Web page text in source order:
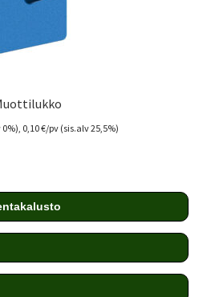
0,10€/pv (sis.alv 25,5%)